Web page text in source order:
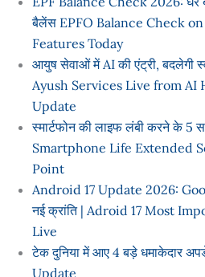
बैलेंस EPFO Balance Check
Features Today
आयुष सेवाओं में AI की एंट्री, बदलेगी
Ayush Services Live from AI
Update
स्मार्टफोन की लाइफ लंबी करने के 5
Smartphone Life Extended
Point
Android 17 Update 2026:
नई क्रांति | Adroid 17 Most
Live
टेक दुनिया में आए 4 बड़े धमाकेदार
Update